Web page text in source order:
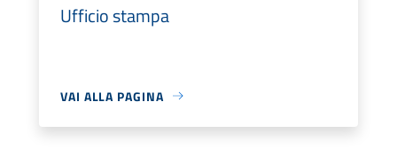
Ufficio stampa
VAI ALLA PAGINA